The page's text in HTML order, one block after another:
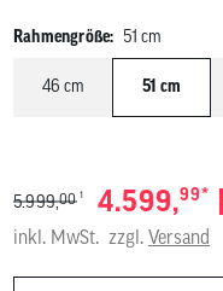
Rahmengröße: 51 cm
46 cm 51 cm
5.999,00 1 4.599,99*
inkl. MwSt. zzgl. Versand